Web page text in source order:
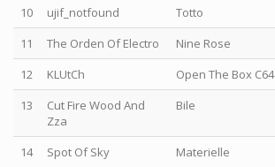
10
ujif_notfound
Totto
11
The Orden Of Electro
Nine Rose
12
KLUtCh
Open The Box C64
13
Cut Fire Wood And
Zza
Bile
14 Spot Of Sky
Materielle